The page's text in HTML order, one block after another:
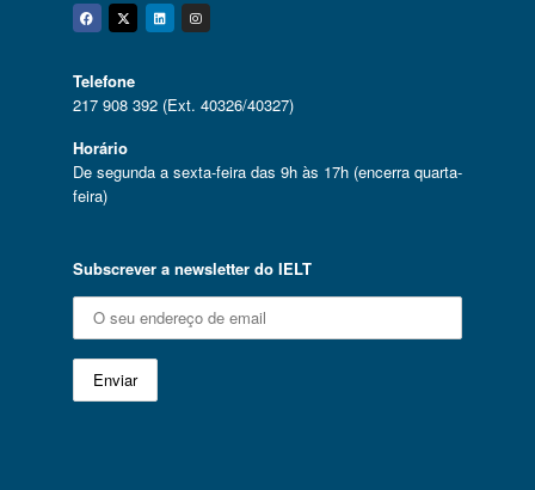
Facebook
Twitter
Linkedin
Instagram
Telefone
217 908 392 (Ext. 40326/40327)
Horário
De segunda a sexta-feira das 9h às 17h (encerra quarta-
feira)
Subscrever a newsletter do IELT